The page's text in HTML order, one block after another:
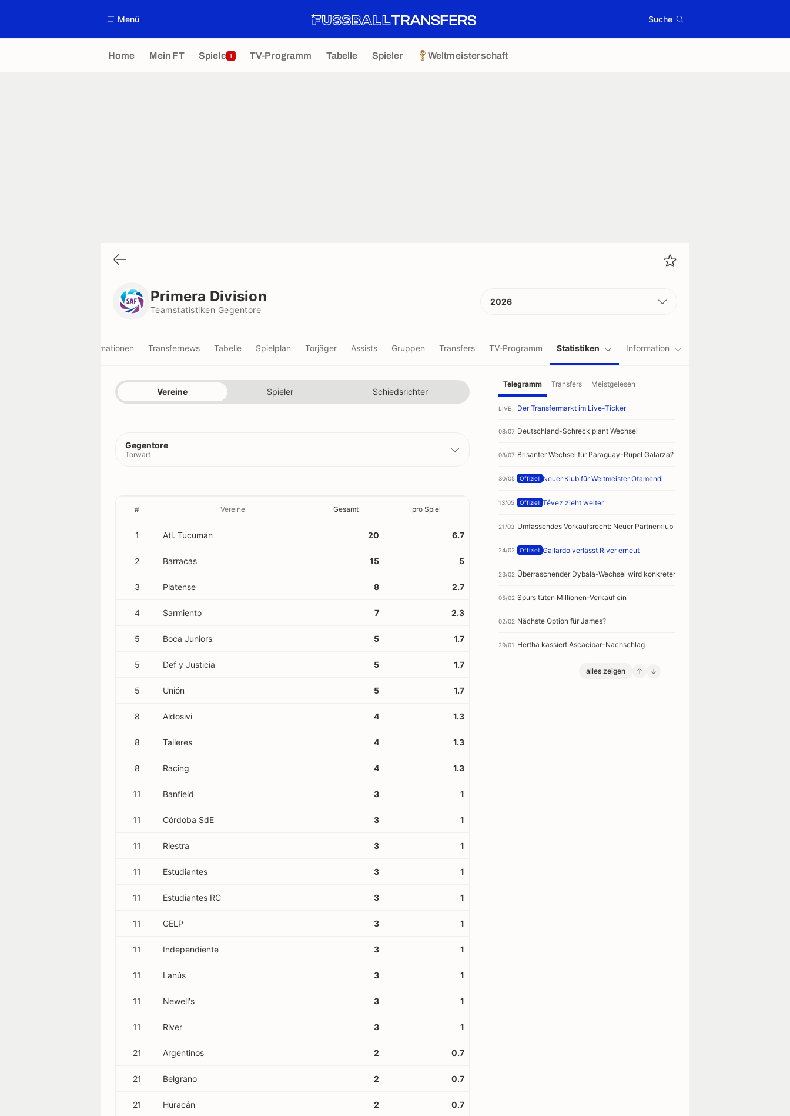
Menü Suche
Home Mein FT Spiele 1 TV-Programm Tabelle Spieler Weltmeisterschaft
Primera Division
Teamstatistiken Gegentore
2026
Informationen Transfernews Tabelle Spielplan Torjäger Assists Gruppen Transfers TV-Programm Statistiken
Teamstatistiken
Schiedsrichterstatistiken
Information
Vereine
Schiedsrichter
Vereine Spieler Schiedsrichter
Gegentore
Torwart
# Vereine Gesamt pro Spiel
1 Atl. Tucumán 20 6.7
2 Barracas 15 5
3 Platense 8 2.7
4 Sarmiento 7 2.3
5 Boca Juniors 5 1.7
5 Def y Justicia 5 1.7
5 Unión 5 1.7
8 Aldosivi 4 1.3
8 Talleres 4 1.3
8 Racing 4 1.3
11 Banfield 3 1
11 Córdoba SdE 3 1
11 Riestra 3 1
11 Estudiantes 3 1
11 Estudiantes RC 3 1
11 GELP 3 1
11 Independiente 3 1
11 Lanús 3 1
11 Newell's 3 1
11 River 3 1
21 Argentinos 2 0.7
21 Belgrano 2 0.7
21 Huracán 2 0.7
Telegramm Transfers Meistgelesen
LIVE Der Transfermarkt im Live-Ticker
08/07 Deutschland-Schreck plant Wechsel
08/07 Brisanter Wechsel für Paraguay-Rüpel Galarza?
30/05 Offiziell Neuer Klub für Weltmeister Otamendi
13/05 Offiziell Tévez zieht weiter
21/03 Umfassendes Vorkaufsrecht: Neuer Partnerklub für Chelsea
24/02 Offiziell Gallardo verlässt River erneut
23/02 Überraschender Dybala-Wechsel wird konkreter
05/02 Spurs tüten Millionen-Verkauf ein
02/02 Nächste Option für James?
29/01 Hertha kassiert Ascacíbar-Nachschlag
alles zeigen